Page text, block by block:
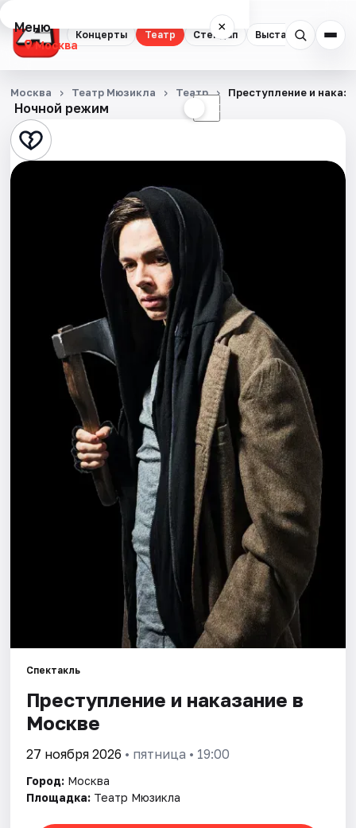
Концерты Театр Стендап Выставки
Меню ×
Москва
Концерты
Театр
Стендап
События
Площадки
Ночной режим ☾
Москва Театр Мюзикла Театр Преступление и
Спектакль
Преступление и наказание в
Москве
27 ноября 2026 • пятница • 19:00
Город: Москва
Площадка: Театр Мюзикла